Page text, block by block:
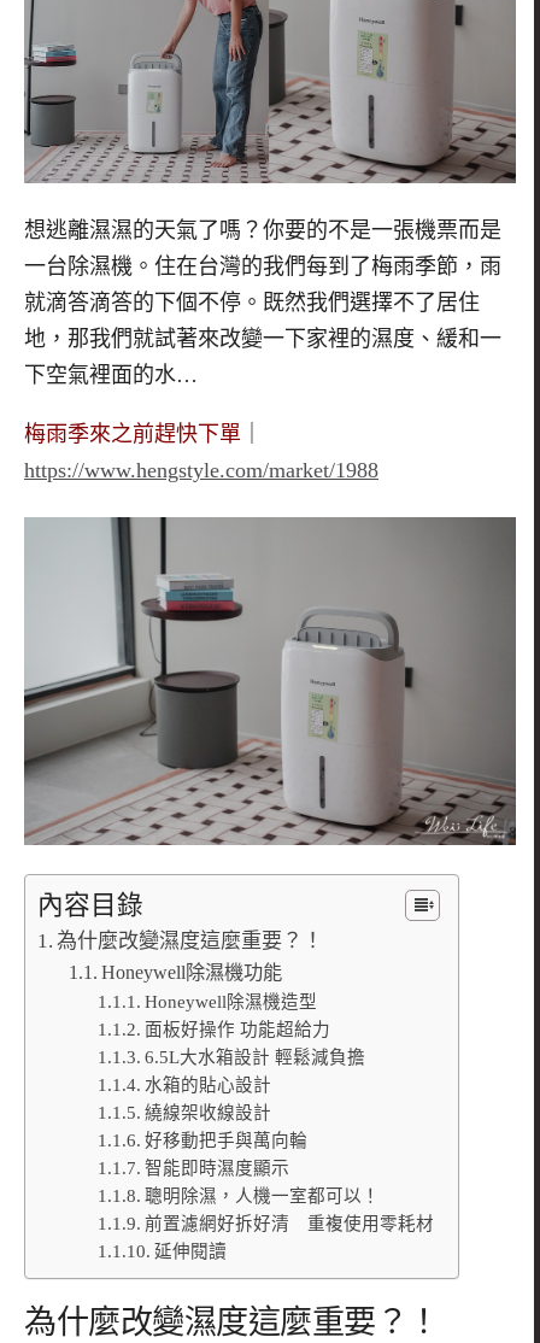
想逃離濕濕的天氣了嗎？你要的不是一張機票而是
一台除濕機。住在台灣的我們每到了梅雨季節，雨
就滴答滴答的下個不停。既然我們選擇不了居住
地，那我們就試著來改變一下家裡的濕度、緩和一
下空氣裡面的水…
梅雨季來之前趕快下單
https://www.hengstyle.com/market/1988
內容目錄
為什麼改變濕度這麼重要？！
Honeywell除濕機功能
Honeywell除濕機造型
面板好操作 功能超給力
6.5L大水箱設計 輕鬆減負擔
水箱的貼心設計
繞線架收線設計
好移動把手與萬向輪
智能即時濕度顯示
聰明除濕，人機一室都可以！
前置濾網好拆好清 重複使用零耗材
延伸閱讀
為什麼改變濕度這麼重要？！